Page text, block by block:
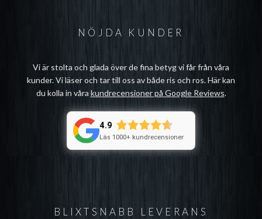
BLIXTSNABB LEVERANS
NÖJDA KUNDER
Vi är stolta och glada över de fina betyg vi får från våra
kunder. Vi läser och tar till oss av både ris och ros. Här kan
du kolla in våra kundrecensioner på Google Reviews.
4.9
Läs 1000+ kundrecensioner